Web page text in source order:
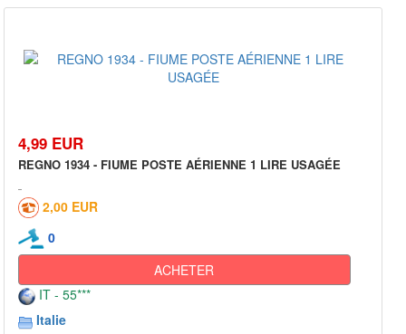
4,99 EUR
REGNO 1934 - FIUME POSTE AÉRIENNE 1 LIRE USAGÉE
2,00 EUR
0
ACHETER
IT - 55***
Italie